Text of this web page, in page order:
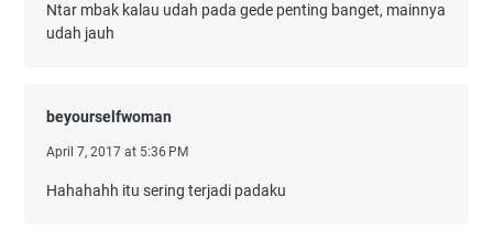
Ntar mbak kalau udah pada gede penting banget, mainnya
udah jauh
beyourselfwoman
April 7, 2017 at 5:36 PM
Hahahahh itu sering terjadi padaku